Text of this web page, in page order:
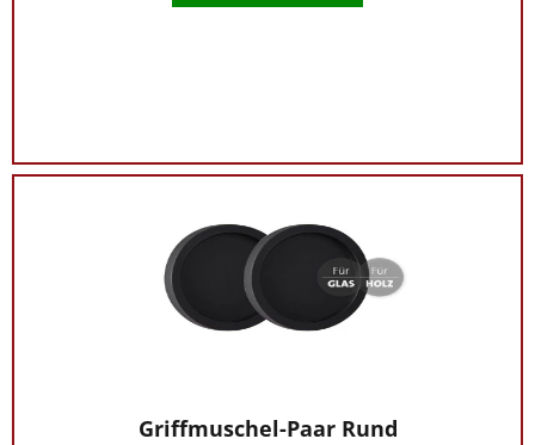
Griffmuschel-Paar Rund